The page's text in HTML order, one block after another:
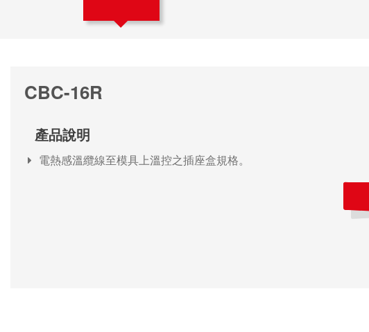
CBC-16R
產品說明
電熱感溫纜線至模具上溫控之插座盒規格。